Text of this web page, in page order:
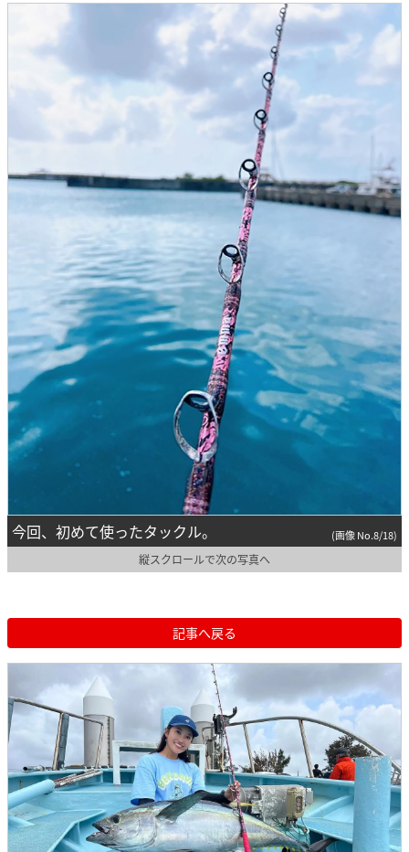
今回、初めて使ったタックル。 (画像 No.8/18)
縦スクロールで次の写真へ
記事へ戻る